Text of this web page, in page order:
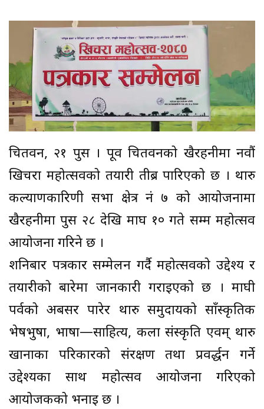
चितवन, २१ पुस । पूर्वी चितवनको खैरहनीमा नवौं
खिचरा महोत्सवको तयारी तीब्र पारिएको छ । थारु
कल्याणकारिणी सभा क्षेत्र नं ७ को आयोजनामा
खैरहनीमा पुस २८ देखि माघ १० गते सम्म महोत्सव
आयोजना गरिने छ ।
शनिबार पत्रकार सम्मेलन गर्दै महोत्सवको उद्देश्य र
तयारीको बारेमा जानकारी गराइएको छ । माघी
पर्वको अबसर पारेर थारु समुदायको साँस्कृतिक
भेषभुषा, भाषा—साहित्य, कला संस्कृति एवम् थारु
खानाका परिकारको संरक्षण तथा प्रवर्द्धन गर्ने
उद्देश्यका साथ महोत्सव आयोजना गरिएको
आयोजकको भनाइ छ ।